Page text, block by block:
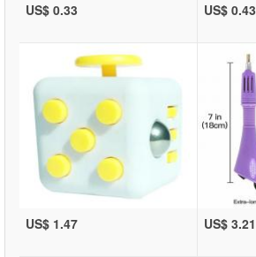
US$ 0.33 US$ 0.43
US$ 1.47 US$ 3.21